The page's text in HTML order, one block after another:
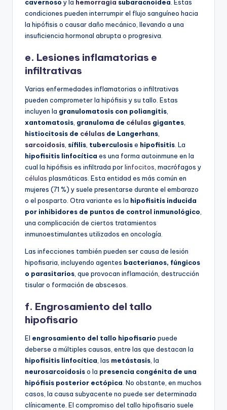
cavernoso y la hemorragia subaracnoidea . Estas
condiciones pueden interrumpir el flujo sanguíneo hacia
la hipófisis o causar daño mecánico, llevando a una
insuficiencia hormonal abrupta o progresiva.
e. Lesiones inflamatorias e
infiltrativas
Varias enfermedades inflamatorias o infiltrativas
pueden comprometer la hipófisis y su tallo. Estas
incluyen la granulomatosis con poliangitis
xantomatosis granuloma de células gigantes
histiocitosis de células de Langerhans
sarcoidosis sífilis tuberculosise hipofisitis . La
hipofisitis linfocítica es una forma autoinmune en la
cual la hipófisis es infiltrada porlinfocitos , macrófagos y
células plasmáticas. Esta entidad es más común en
mujeres (71 %) y suele presentarse durante el embarazo
o el posparto. Otra variante es la hipofisitis inducida
por inhibidores de puntos de control inmunológico
una complicación de ciertos tratamientos
inmunoestimulantes utilizados en oncología.
Las infecciones también pueden ser causa de lesión
hipofisaria, incluyendo agentes bacterianos, fúngicos
o parasitarios , que provocan inflamación, destrucción
tisular o formación de abscesos.
f. Engrosamiento del tallo
hipofisario
El engrosamiento del tallo hipofisario puede
deberse a múltiples causas, entre las que destacan la
hipofisitis linfocítica , las metástasis , la
neurosarcoidosiso la presencia congénita de una
hipófisis posterior ectópica . No obstante, en muchos
casos, la causa subyacente no puede ser determinada
clínicamente. El compromiso del tallo hipofisario suele